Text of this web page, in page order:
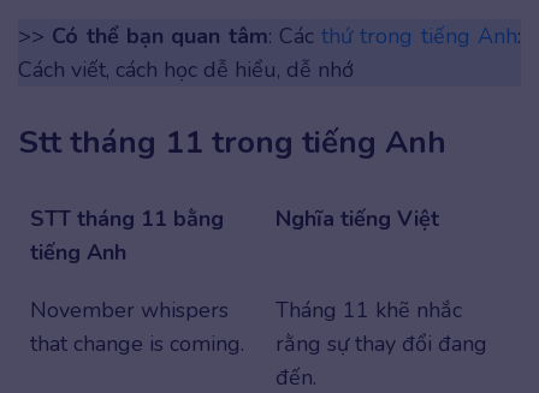
>> Có thể bạn quan tâm: Cácthứ trong tiếng Anh:
Cách viết, cách học dễ hiểu, dễ nhớ
Stt tháng 11 trong tiếng Anh
STT tháng 11 bằng
tiếng Anh
Nghĩa tiếng Việt
November whispers
that change is coming.
Tháng 11 khẽ nhắc
rằng sự thay đổi đang
đến.